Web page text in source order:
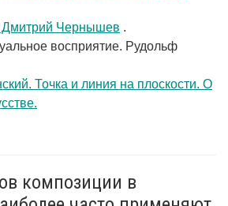
Дмитрий Чернышев .
восприятие. Рудольф
Точка и линия на плоскости. О
композиции в